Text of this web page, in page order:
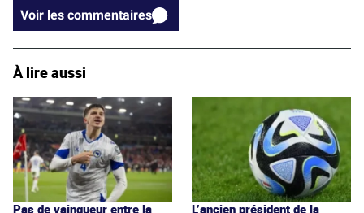
Voir les commentaires
À lire aussi
Pas de vainqueur entre la L’ancien président de la